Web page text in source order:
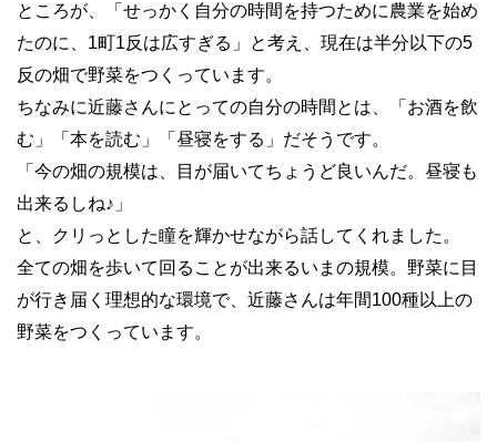
ところが、「せっかく自分の時間を持つために農業を始め
たのに、1町1反は広すぎる」と考え、現在は半分以下の5
反の畑で野菜をつくっています。
ちなみに近藤さんにとっての自分の時間とは、「お酒を飲
む」「本を読む」「昼寝をする」だそうです。
「今の畑の規模は、目が届いてちょうど良いんだ。昼寝も
出来るしね♪」
と、クリっとした瞳を輝かせながら話してくれました。
全ての畑を歩いて回ることが出来るいまの規模。野菜に目
が行き届く理想的な環境で、近藤さんは年間100種以上の
野菜をつくっています。